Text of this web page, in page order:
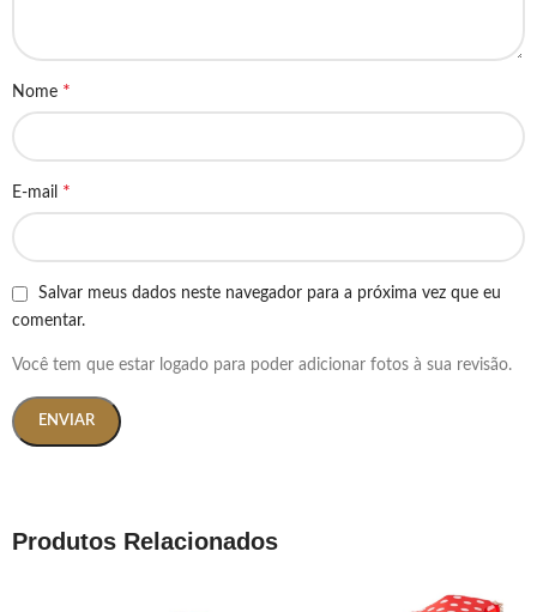
Nome *
E-mail *
Salvar meus dados neste navegador para a próxima vez que eu
comentar.
Você tem que estar logado para poder adicionar fotos à sua revisão.
Produtos Relacionados